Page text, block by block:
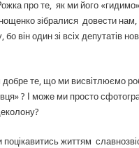
про те, як ми його
зібралися довести
він один зі всіх депутатів
те, що ми висвітлюємо
? І може ми просто
життям